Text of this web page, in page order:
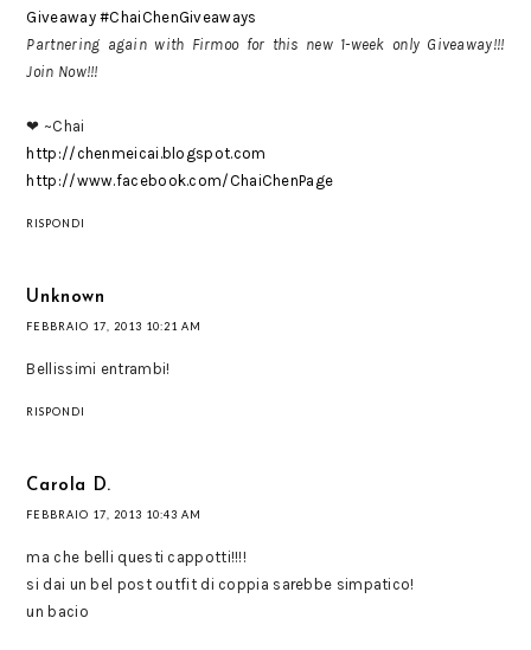
Giveaway #ChaiChenGiveaways
Partnering again with Firmoo for this new 1-week only Giveaway!!!
Join Now!!!
❤ ~Chai
http://chenmeicai.blogspot.com
http://www.facebook.com/ChaiChenPage
RISPONDI
Unknown
FEBBRAIO 17, 2013 10:21 AM
Bellissimi entrambi!
RISPONDI
Carola D.
FEBBRAIO 17, 2013 10:43 AM
ma che belli questi cappotti!!!!
si dai un bel post outfit di coppia sarebbe simpatico!
un bacio